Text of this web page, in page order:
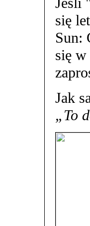
się
Sun:
się
Jak
„To